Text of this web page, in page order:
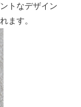
トなデザイン
ます。